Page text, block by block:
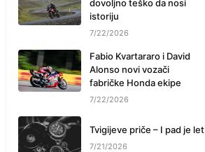
dovoljno teško da nosi
istoriju
7/22/2026
Fabio Kvartararo i David
Alonso novi vozači
fabričke Honda ekipe
7/22/2026
Tvigijeve priče – I pad je let
7/21/2026